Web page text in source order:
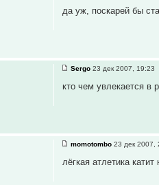
да уж, поскарей бы
Sergo 23 дек 2007, 19:23
кто чем увлекается в
momotombo 23 дек 2007,
лёгкая атлетика